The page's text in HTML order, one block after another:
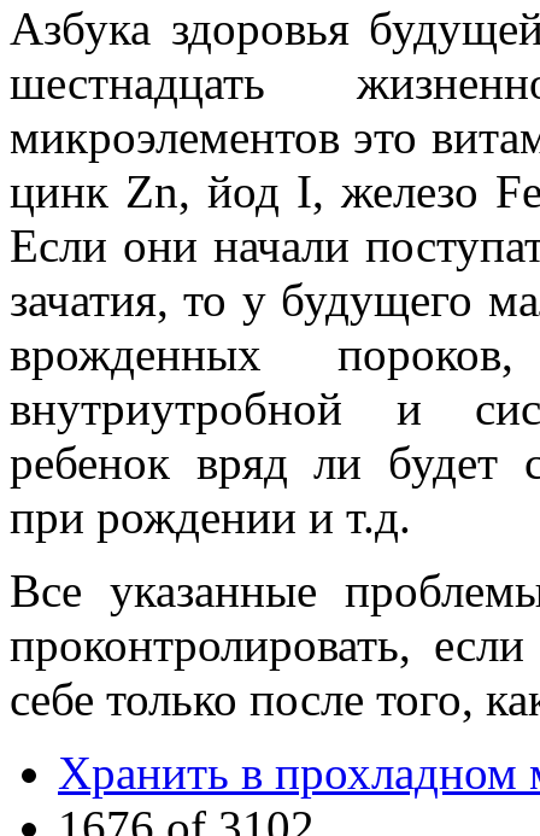
Азбука здоровья
шестнадцать
микроэлементов это
цинк Zn, йод I, железо
Если они начали
зачатия, то у будущего
врожденных
внутриутробной и
ребенок вряд ли будет
при рождении и т.д.
Все указанные
проконтролировать,
себе только после того,
Хранить в прохладном